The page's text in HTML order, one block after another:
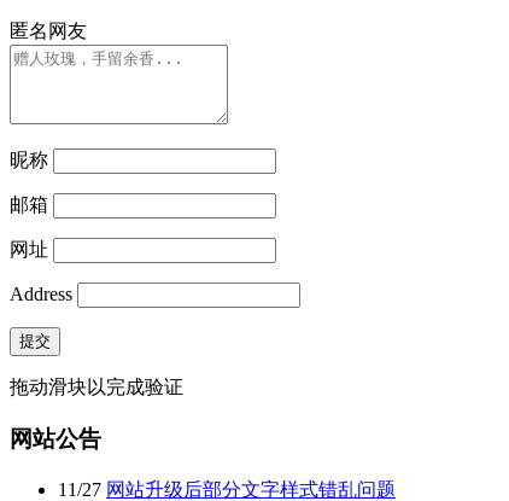
匿名网友
昵称
邮箱
网址
Address
提交
拖动滑块以完成验证
网站公告
11/27 网站升级后部分文字样式错乱问题